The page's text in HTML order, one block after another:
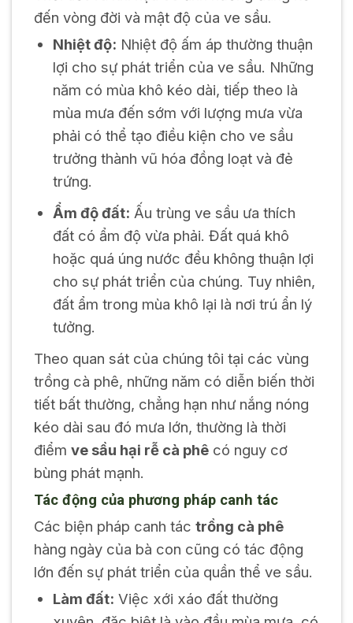
đến vòng đời và mật độ của ve sầu.
Nhiệt độ: Nhiệt độ ấm áp thường thuận
lợi cho sự phát triển của ve sầu. Những
năm có mùa khô kéo dài, tiếp theo là
mùa mưa đến sớm với lượng mưa vừa
phải có thể tạo điều kiện cho ve sầu
trưởng thành vũ hóa đồng loạt và đẻ
trứng.
Ẩm độ đất: Ấu trùng ve sầu ưa thích
đất có ẩm độ vừa phải. Đất quá khô
hoặc quá úng nước đều không thuận lợi
cho sự phát triển của chúng. Tuy nhiên,
đất ẩm trong mùa khô lại là nơi trú ẩn lý
tưởng.
Theo quan sát của chúng tôi tại các vùng
trồng cà phê, những năm có diễn biến thời
tiết bất thường, chẳng hạn như nắng nóng
kéo dài sau đó mưa lớn, thường là thời
điểm ve sầu hại rễ cà phêcó nguy cơ
bùng phát mạnh.
Tác động của phương pháp canh tác
Các biện pháp canh tác trồng cà phê
hàng ngày của bà con cũng có tác động
lớn đến sự phát triển của quần thể ve sầu.
Làm đất: Việc xới xáo đất thường